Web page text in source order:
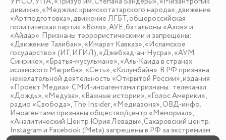
дивижн», «Меджлис крымскотатарского народа», движение
«Артподготовка», движение ЛГБТ, общероссийская
политическая партия «Воля», АУЕ, батальоны «Азов» и
«Айдар». Признаны террористическими и запрещены:
«Движение Талибан», «Имарат Кавказ», «Исламское
государство» (ИГ, ИГИЛ), «Джебхад-ан-Нусра», «АУМ
Синрике», «Братья-мусульмане», «Аль-Каида в странах
исламского Магриба», «Сеть», «Колумбайн». В РФ признана
нежелательной деятельность «Открытой России», издания
«Проект Медиа». СМИ-иноагентами признаны: телеканал
«Дождь», «Медуза», «Важные истории», «Голос Америки»,
радио «Свобода», The Insider, «Медиазона», ОВД-инфо.
Иноагентами признаны общество/центр «Мемориал»,
«Аналитический Центр Юрия Левады», Сахаровский центр.
Instagram и Facebook (Metа) запрещены в РФ за экстремизм.